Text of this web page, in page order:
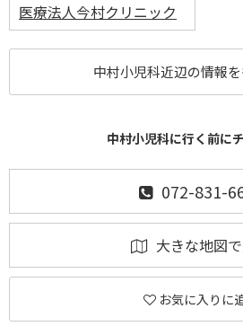
医療法人今村クリニック
中村小児科近辺の情報
中村小児科に行く前に
072-831-
大きな地図
お気に入りに